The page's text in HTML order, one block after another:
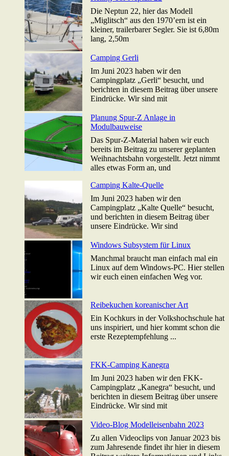
Die Neptun 22, hier das Modell
„Miglitsch“ aus den 1970’ern ist ein
kleiner, trailerbarer Segler. Sie ist 6,80m
lang, 2,50m
Camping Gerli
Im Juni 2023 haben wir den
Campingplatz „Gerli“ besucht, und
berichten in diesem Beitrag über unsere
Eindrücke. Wir sind mit
Planung Spur-Z Anlage in
Modulbauweise
Das Spur-Z-Material haben wir euch
bereits im Beitrag zu unserer geplanten
Weihnachtsbahn vorgestellt. Jetzt nimmt
alles etwas Form an, und
Camping Kalte-Quelle
Im Juni 2023 haben wir den
Campingplatz „Kalte Quelle“ besucht,
und berichten in diesem Beitrag über
unsere Eindrücke. Wir sind
Windows Subsystem für Linux
Manchmal braucht man einfach mal ein
Linux auf dem Windows-PC. Hier stellen
wir euch einen einfachen Weg vor.
Reibekuchen koreanischer Art
Ein Kochkurs in der Volkshochschule hat
uns inspiriert, und hier kommt schon die
erste Rezeptempfehlung ...
FKK-Camping Kanegra
Im Juni 2023 haben wir den FKK-
Campingplatz „Kanegra“ besucht, und
berichten in diesem Beitrag über unsere
Eindrücke. Wir sind mit
Video-Blog Modelleisenbahn 2023
Zu allen Videoclips von Januar 2023 bis
zum Jahresende findet ihr hier in diesem